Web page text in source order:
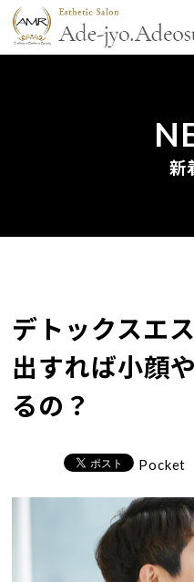
新
デトックスエ
出すれば小顔
るの？
Pocket